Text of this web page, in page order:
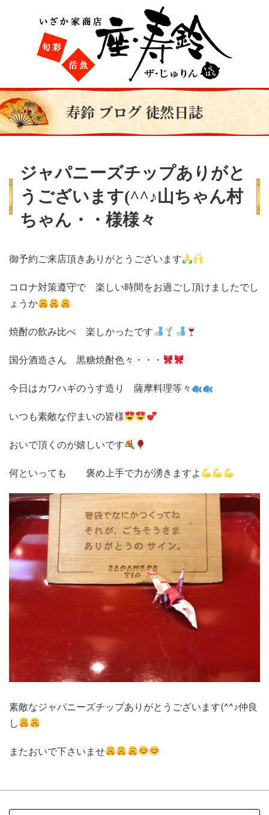
寿鈴 ブログ 徒然日誌
ジャパニーズチップありがと
うございます(^^♪山ちゃん村
ちゃん・・様様々
御予約ご来店頂きありがとうございます
コロナ対策遵守で 楽しい時間をお過ごし頂けましたでし
ょうか
焼酎の飲み比べ 楽しかったです
国分酒造さん 黒糖焼酎色々・・・
今日はカワハギのうす造り 薩摩料理等々
いつも素敵な佇まいの皆様
おいで頂くのが嬉しいです
何といっても 褒め上手で力が湧きますよ
素敵なジャパニーズチップありがとうございます(^^♪仲良
し
またおいで下さいませ